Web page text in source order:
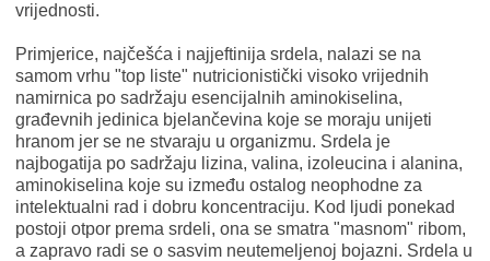
vrijednosti.
Primjerice, najčešća i najjeftinija srdela, nalazi se na
samom vrhu "top liste" nutricionistički visoko vrijednih
namirnica po sadržaju esencijalnih aminokiselina,
građevnih jedinica bjelančevina koje se moraju unijeti
hranom jer se ne stvaraju u organizmu. Srdela je
najbogatija po sadržaju lizina, valina, izoleucina i alanina,
aminokiselina koje su između ostalog neophodne za
intelektualni rad i dobru koncentraciju. Kod ljudi ponekad
postoji otpor prema srdeli, ona se smatra "masnom" ribom,
a zapravo radi se o sasvim neutemeljenoj bojazni. Srdela u